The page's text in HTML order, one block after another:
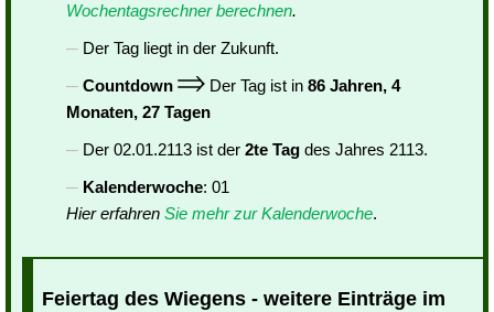
Wochentagsrechner berechnen.
Der Tag liegt in der Zukunft.
Countdown
Der Tag ist in 86 Jahren, 4
Monaten, 27 Tagen
Der 02.01.2113 ist der 2te Tag des Jahres 2113.
Kalenderwoche: 01
Hier erfahren Sie mehr zur Kalenderwoche.
Feiertag des Wiegens - weitere Einträge im